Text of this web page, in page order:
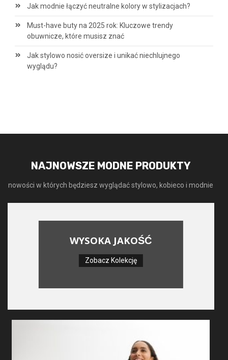
Jak modnie łączyć neutralne kolory w stylizacjach?
Must-have buty na 2025 rok: Kluczowe trendy
obuwnicze, które musisz znać
Jak stylowo nosić oversize i unikać niechlujnego
wyglądu?
NAJNOWSZE MODNE PRODUKTY
nowości w których będziesz wyglądać stylowo, kobieco i modnie
WYSOKA JAKOŚĆ
Zobacz Kolekcję